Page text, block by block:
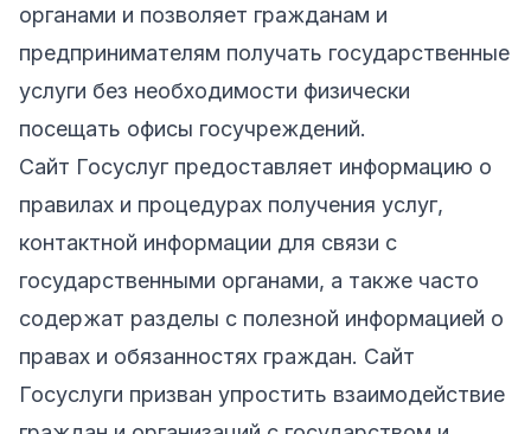
органами и позволяет гражданам и
предпринимателям получать государственные
услуги без необходимости физически
посещать офисы госучреждений.
Сайт Госуслуг предоставляет информацию о
правилах и процедурах получения услуг,
контактной информации для связи с
государственными органами, а также часто
содержат разделы с полезной информацией о
правах и обязанностях граждан. Сайт
Госуслуги призван упростить взаимодействие